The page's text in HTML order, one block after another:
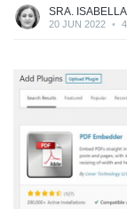
SRA.
20 JUN 2022 •